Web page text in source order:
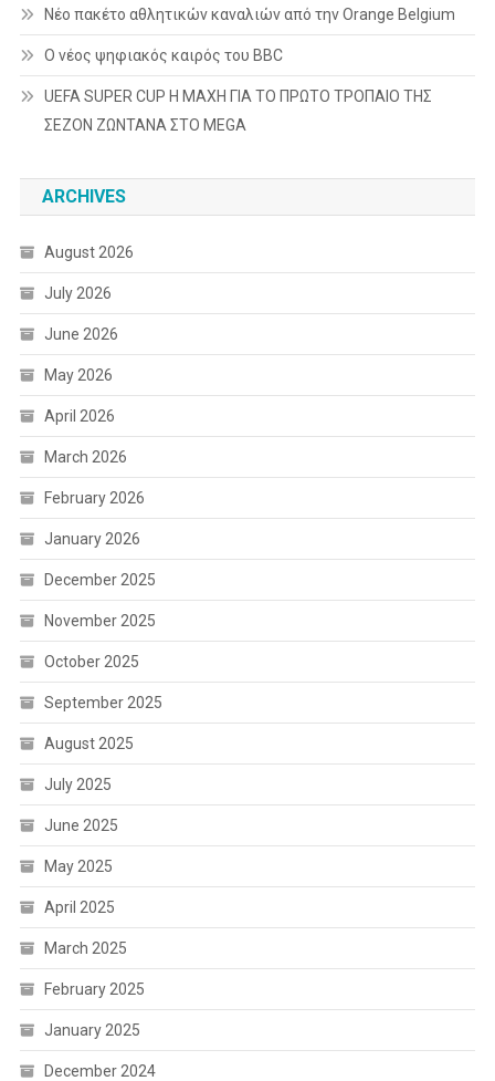
Νέο πακέτο αθλητικών καναλιών από την Orange Belgium
Ο νέος ψηφιακός καιρός του BBC
UEFA SUPER CUP Η ΜΑΧΗ ΓΙΑ ΤΟ ΠΡΩΤΟ ΤΡΟΠΑΙΟ ΤΗΣ
ΣΕΖΟΝ ΖΩΝΤΑΝΑ ΣΤΟ MEGA
ARCHIVES
August 2026
July 2026
June 2026
May 2026
April 2026
March 2026
February 2026
January 2026
December 2025
November 2025
October 2025
September 2025
August 2025
July 2025
June 2025
May 2025
April 2025
March 2025
February 2025
January 2025
December 2024